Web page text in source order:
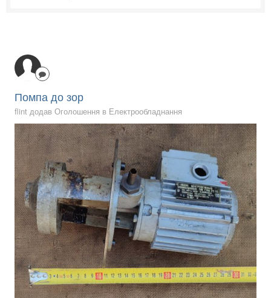
Помпа до зор
flint додав Оголошення в Електрообладнання